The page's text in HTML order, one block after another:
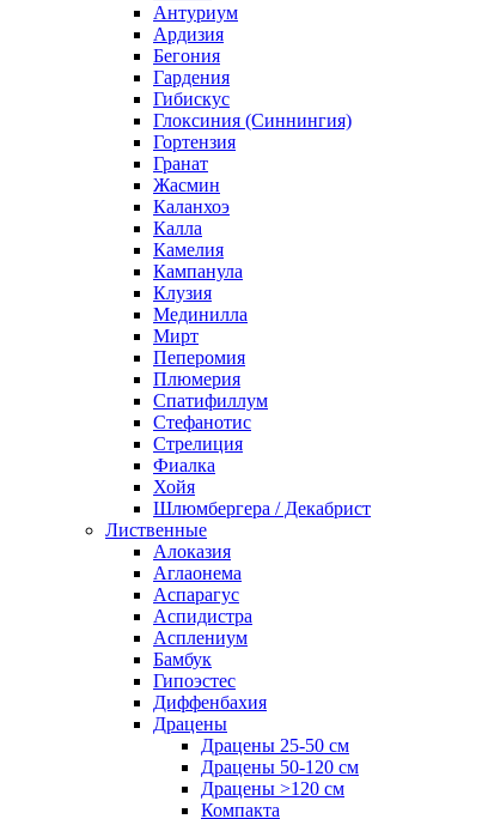
Антуриум
Ардизия
Бегония
Гардения
Гибискус
Глоксиния (Синнингия)
Гортензия
Гранат
Жасмин
Каланхоэ
Калла
Камелия
Кампанула
Клузия
Мединилла
Мирт
Пеперомия
Плюмерия
Спатифиллум
Стефанотис
Стрелиция
Фиалка
Хойя
Шлюмбергера / Декабрист
Лиственные
Алоказия
Аглаонема
Аспарагус
Аспидистра
Асплениум
Бамбук
Гипоэстес
Диффенбахия
Драцены
Драцены 25-50 см
Драцены 50-120 см
Драцены >120 см
Компакта